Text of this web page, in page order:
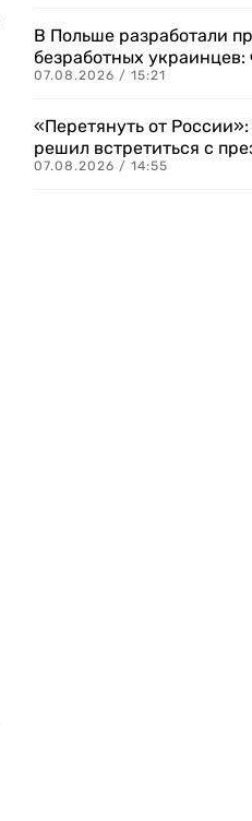
В Польше разработали
безработных украинцев:
07.08.2026 / 15:21
«Перетянуть от
решил встретиться с
07.08.2026 / 14:55